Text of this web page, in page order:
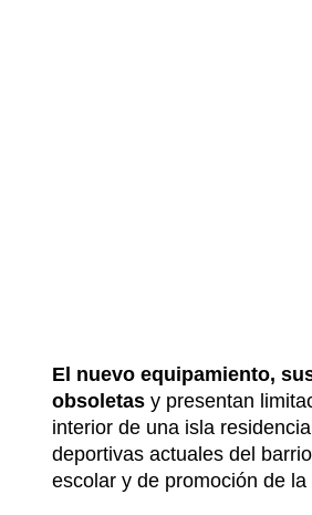
El nuevo equipamiento,
obsoletas y presentan
interior de una isla
deportivas actuales del
escolar y de promoción de